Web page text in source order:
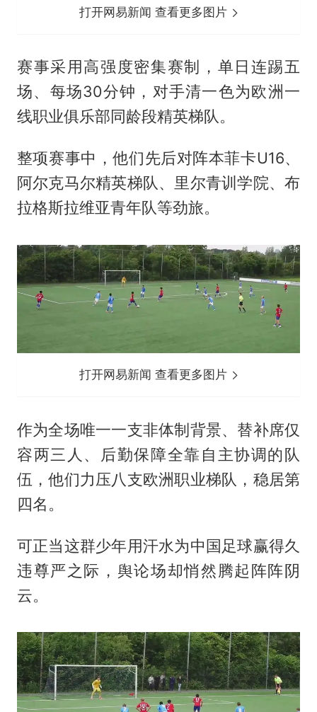
打开网易新闻 查看更多图片
赛事采用高强度密集赛制，单日连踢五
场、每场30分钟，对手清一色为欧洲一
线职业俱乐部同龄段精英梯队。
整项赛事中，他们先后对阵本菲卡U16、
阿尔克马尔精英梯队、里尔青训学院、布
拉格斯拉维亚青年队等劲旅。
打开网易新闻 查看更多图片
作为全场唯一一支非体制背景、替补席仅
容两三人、后勤保障全靠自主协调的队
伍，他们力压八支欧洲职业梯队，稳居第
四名。
可正当这群少年用汗水为中国足球赢得久
违尊严之际，舆论场却悄然腾起阵阵阴
云。